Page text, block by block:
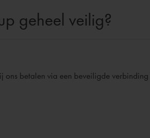
geheel veilig?
betalen via een beveiligde